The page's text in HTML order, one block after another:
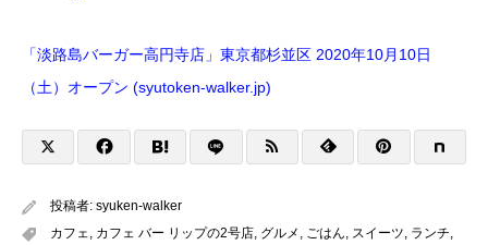
「淡路島バーガー高円寺店」東京都杉並区 2020年10月10日
（土）オープン (syutoken-walker.jp)
投稿者: syuken-walker
カフェ
カフェ バー リップの2号店 グルメ ごはん スイーツ ランチ